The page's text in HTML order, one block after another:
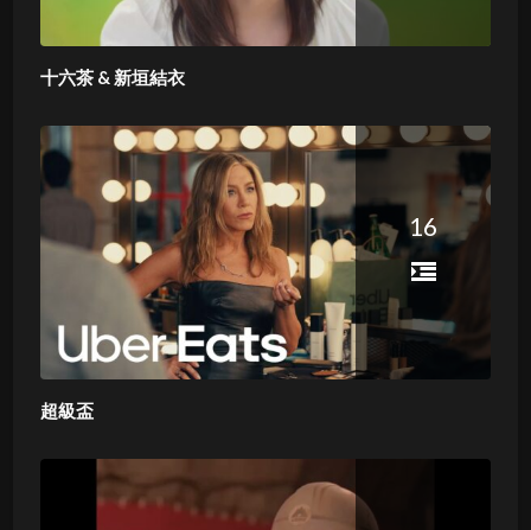
十六茶 & 新垣結衣
16
超級盃